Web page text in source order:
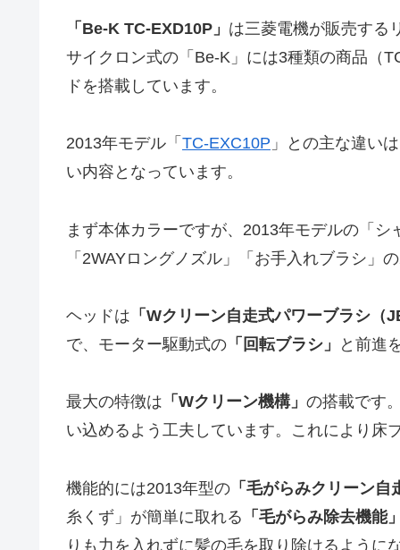
「Be-K TC-EXD10P」 は三菱電機が販売する
サイクロン式の「Be-K」には3種類の商品（
ドを搭載しています。
2013年モデル「 TC-EXC10P 」との主な違いは
い内容となっています。
まず本体カラーですが、2013年モデルの「シ
「2WAYロングノズル」「お手入れブラシ」
ヘッドは 「Wクリーン自走式パワーブラシ（
で、モーター駆動式の 「回転ブラシ」 と前進
最大の特徴は 「Wクリーン機構」 の搭載です
い込めるよう工夫しています。これにより床
機能的には2013年型の 「毛がらみクリーン
糸くず」が簡単に取れる 「毛がらみ除去機能
りも力を入れずに髪の毛を取り除けるように